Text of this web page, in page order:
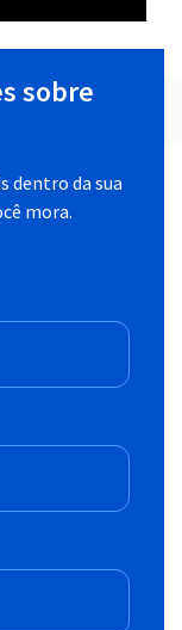
sobre
dentro da sua
mora.